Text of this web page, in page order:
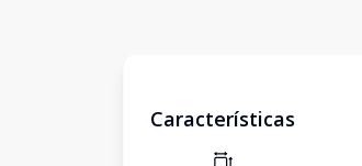
Características